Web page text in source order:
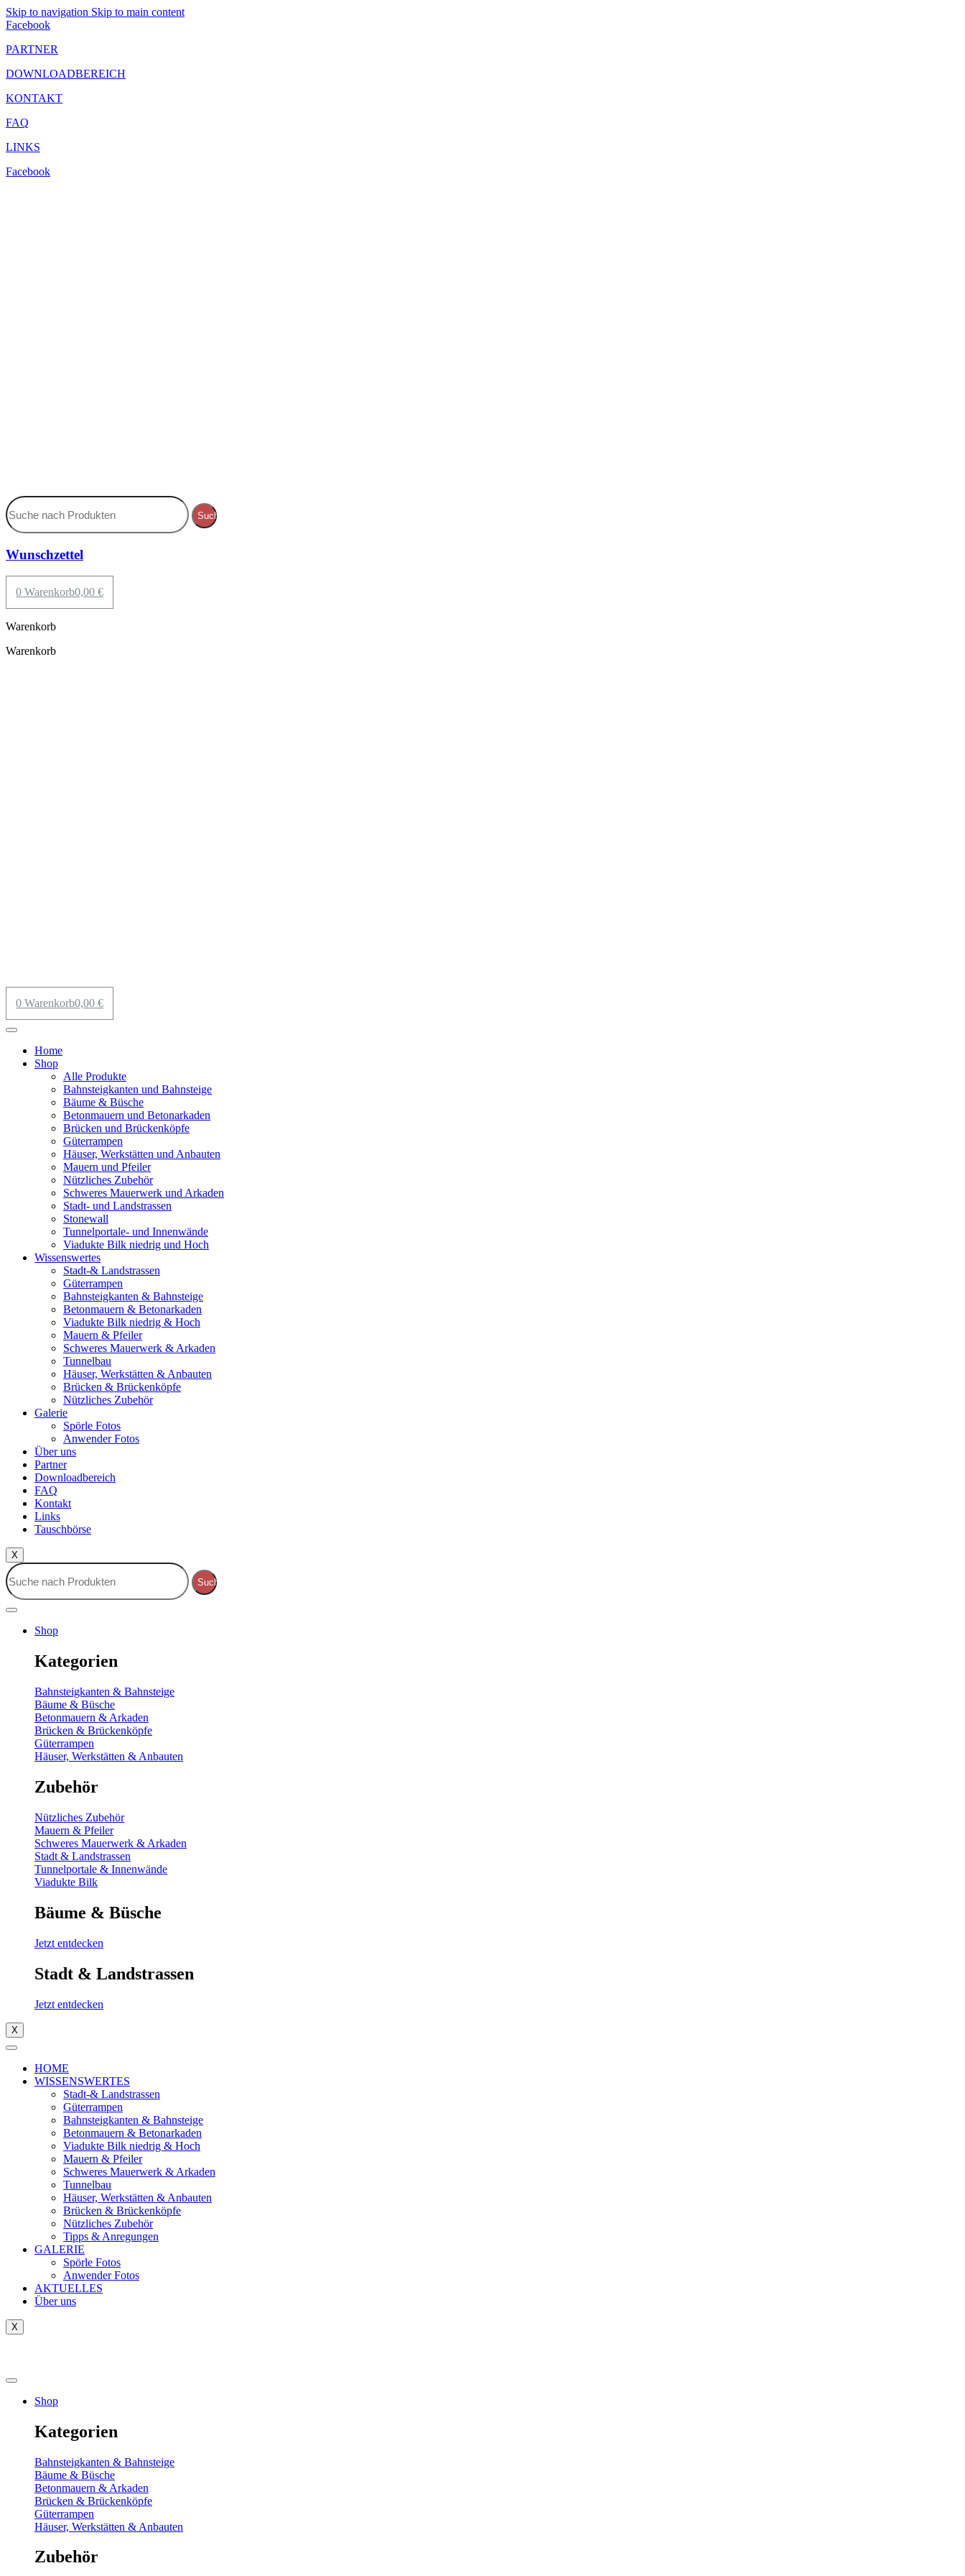
Skip to navigation Skip to main content
Facebook
PARTNER
DOWNLOADBEREICH
KONTAKT
FAQ
LINKS
Facebook
Suche
Wunschzettel
0,00 €
0 Warenkorb
Warenkorb
Warenkorb
0,00 €
0 Warenkorb
Home
Shop
Alle Produkte
Bahnsteigkanten und Bahnsteige
Bäume & Büsche
Betonmauern und Betonarkaden
Brücken und Brückenköpfe
Güterrampen
Häuser, Werkstätten und Anbauten
Mauern und Pfeiler
Nützliches Zubehör
Schweres Mauerwerk und Arkaden
Stadt- und Landstrassen
Stonewall
Tunnelportale- und Innenwände
Viadukte Bilk niedrig und Hoch
Wissenswertes
Stadt-& Landstrassen
Güterrampen
Bahnsteigkanten & Bahnsteige
Betonmauern & Betonarkaden
Viadukte Bilk niedrig & Hoch
Mauern & Pfeiler
Schweres Mauerwerk & Arkaden
Tunnelbau
Häuser, Werkstätten & Anbauten
Brücken & Brückenköpfe
Nützliches Zubehör
Galerie
Spörle Fotos
Anwender Fotos
Über uns
Partner
Downloadbereich
FAQ
Kontakt
Links
Tauschbörse
X
Suche
Shop
Kategorien
Bahnsteigkanten & Bahnsteige
Bäume & Büsche
Betonmauern & Arkaden
Brücken & Brückenköpfe
Güterrampen
Häuser, Werkstätten & Anbauten
Zubehör
Nützliches Zubehör
Mauern & Pfeiler
Schweres Mauerwerk & Arkaden
Stadt & Landstrassen
Tunnelportale & Innenwände
Viadukte Bilk
Bäume & Büsche
Jetzt entdecken
Stadt & Landstrassen
Jetzt entdecken
X
HOME
WISSENSWERTES
Stadt-& Landstrassen
Güterrampen
Bahnsteigkanten & Bahnsteige
Betonmauern & Betonarkaden
Viadukte Bilk niedrig & Hoch
Mauern & Pfeiler
Schweres Mauerwerk & Arkaden
Tunnelbau
Häuser, Werkstätten & Anbauten
Brücken & Brückenköpfe
Nützliches Zubehör
Tipps & Anregungen
GALERIE
Spörle Fotos
Anwender Fotos
AKTUELLES
Über uns
X
Shop
Kategorien
Bahnsteigkanten & Bahnsteige
Bäume & Büsche
Betonmauern & Arkaden
Brücken & Brückenköpfe
Güterrampen
Häuser, Werkstätten & Anbauten
Zubehör